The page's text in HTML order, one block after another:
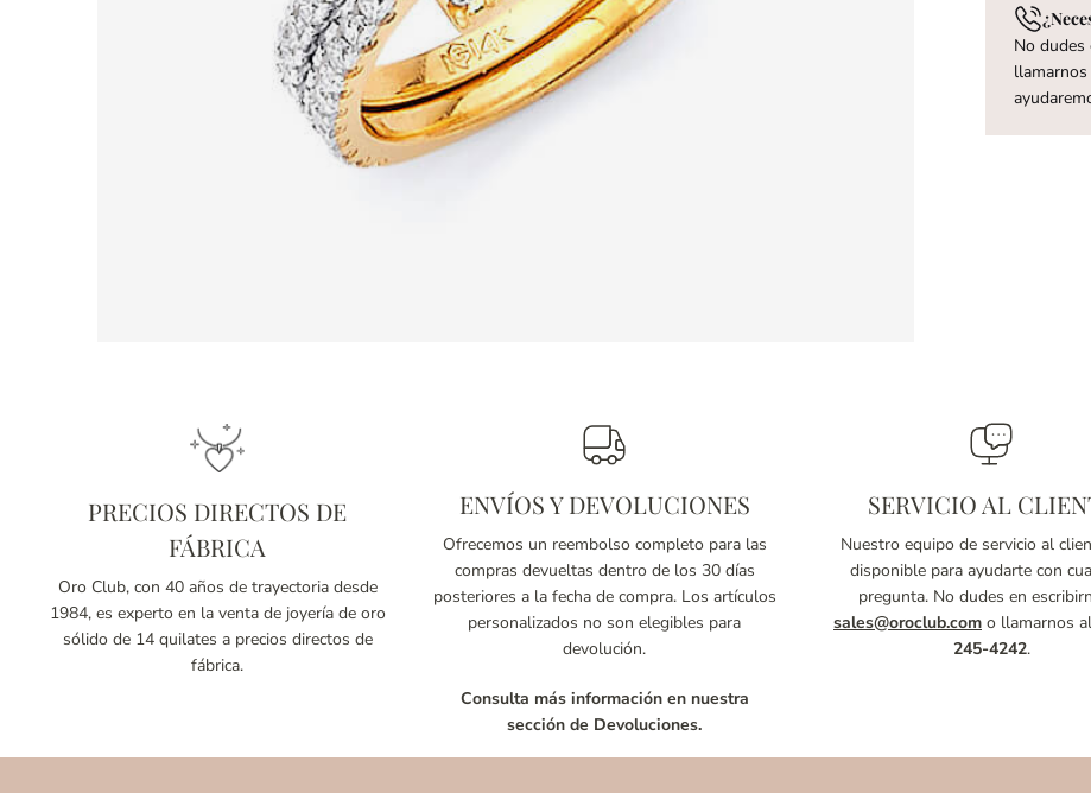
No
PRECIOS DIRECTOS DE
FÁBRICA
Oro Club, con 40 años de trayectoria desde
1984, es experto en la venta de joyería de oro
sólido de 14 quilates a precios directos de
fábrica.
ENVÍOS Y DEVOLUCIONES
Ofrecemos un reembolso completo para las
compras devueltas dentro de los 30 días
posteriores a la fecha de compra. Los artículos
personalizados no son elegibles para
devolución.
Consulta más información en nuestra
sección de Devoluciones.
SERVICIO AL
Nuestro equipo de servicio al
disponible para ayudarte con
pregunta. No dudes en
sales@oroclub.com o llamarnos al
245-4242.